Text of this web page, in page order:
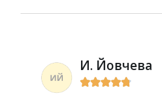
И. Йовчева
